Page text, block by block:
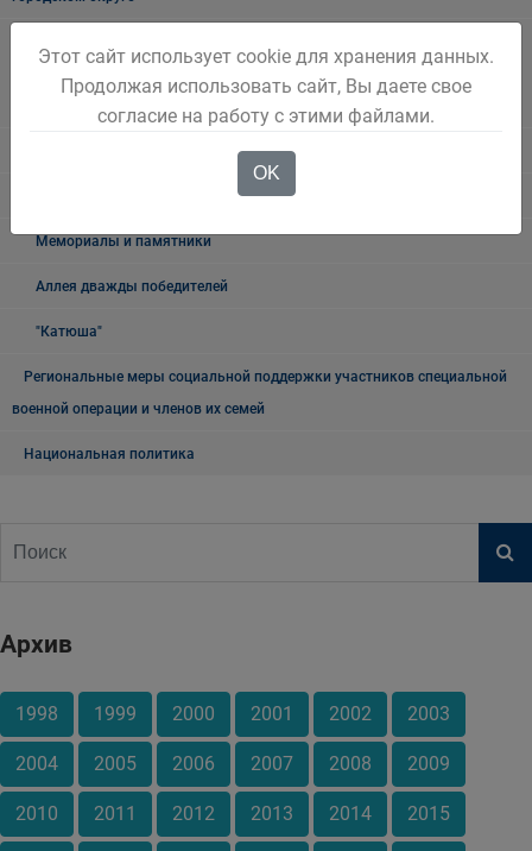
Мемориалы и памятники
Аллея дважды победителей
"Катюша"
Региональные меры социальной поддержки участников специальной
военной операции и членов их семей
Национальная политика
Архив
1998 1999 2000 2001 2002 2003
2004 2005 2006 2007 2008 2009
2010 2011 2012 2013 2014 2015
Этот сайт использует cookie для хранения данных.
Продолжая использовать сайт, Вы даете свое
согласие на работу с этими файлами.
OK